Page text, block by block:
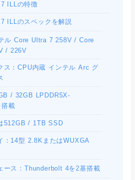
ILLの特徴
ILLのスペックを解説
ル Core Ultra 7 258V / Core
/ 226V
ス：CPU内蔵 インテル Arc グ
/ 32GB LPDDR5X-
載
512GB / 1TB SSD
：14型 2.8KまたはWUXGA
ース：Thunderbolt 4を2基搭載